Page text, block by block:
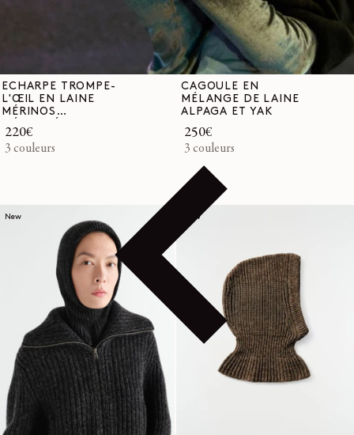
ÉCHARPE TROMPE-
L'ŒIL EN LAINE
MÉRINOS
MÉLANGÉE
Prix
habituel
220€
3 couleurs
CAGOULE EN
MÉLANGE DE LAINE
ALPAGA ET YAK
Prix
habituel
250€
3 couleurs
New New